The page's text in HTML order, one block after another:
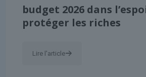
budget 2026 dans
protéger les riches
Lire l'article